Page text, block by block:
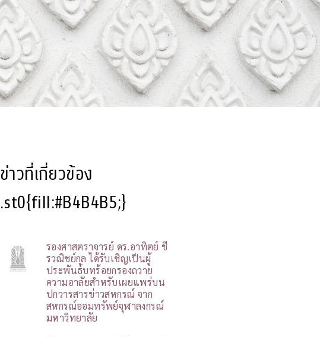
ข่าวที่เกี่ยวข้อง
.st0{fill:#B4B4B5;}
รองศาสตราจารย์ ดร.อาทิตย์ ชี
รวณิชย์กุล ได้รับเชิญเป็นผู้
ประพันธ์บทร้อยกรองถวาย
ความอาลัยสำหรับเผยแพร่บน
ปกวารสารข่าวสหกรณ์ จาก
สหกรณ์ออมทรัพย์จุฬาลงกรณ์
มหาวิทยาลัย